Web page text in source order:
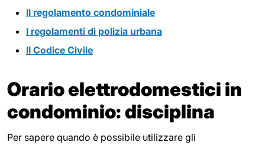
Il regolamento condominiale
I regolamenti di polizia urbana
Il Codice Civile
Orario elettrodomestici in
condominio: disciplina
Per sapere quando è possibile utilizzare gli